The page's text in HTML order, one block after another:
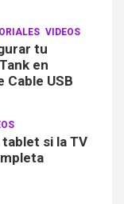
VIDEOS
tu
en
Cable USB
si la TV